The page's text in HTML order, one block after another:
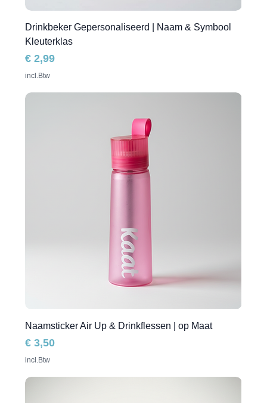
Drinkbeker Gepersonaliseerd | Naam & Symbool
Kleuterklas
Prijs
€ 2,99
incl.Btw
Naamsticker Air Up & Drinkflessen | op Maat
Prijs
€ 3,50
incl.Btw